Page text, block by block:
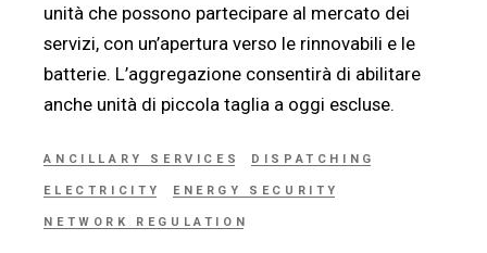
unità che possono partecipare al mercato dei
servizi, con un’apertura verso le rinnovabili e le
batterie. L’aggregazione consentirà di abilitare
anche unità di piccola taglia a oggi escluse.
ANCILLARY SERVICES DISPATCHING
ELECTRICITY ENERGY SECURITY
NETWORK REGULATION